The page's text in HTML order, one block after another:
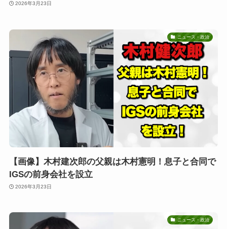
2026年3月23日
ニュース・政治
【画像】木村建次郎の父親は木村憲明！息子と合同で
IGSの前身会社を設立
2026年3月23日
ニュース・政治